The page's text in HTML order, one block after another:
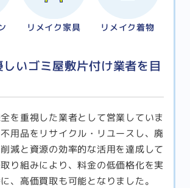
リメイク家具 リメイク着物
いゴミ屋敷片付け業者を目
を重視した業者として営業していま
用品をリサイクル・リユースし、廃
減と資源の効率的な活用を達成して
り組みにより、料金の低価格化を実
、高価買取も可能となりました。